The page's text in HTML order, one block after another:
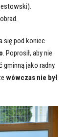
się pod koniec
. Poprosił, aby nie
jako radny.
wówczas nie był